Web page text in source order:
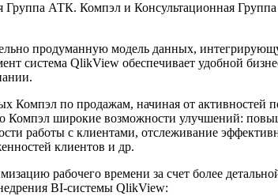
АТК. Компэл и Консультационная
продуманную модель данных,
QlikView обеспечивает удобной
Компэл по продажам, начиная от активностей
широкие возможности улучшений:
работы с клиентами, отслеживание
клиентов и др.
рабочего времени за счет более
BI-системы QlikView: